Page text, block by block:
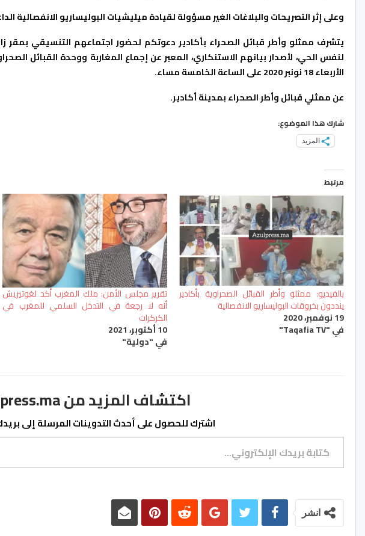
وعلى إثر التصريحات والبلاغات الغير مسؤولة لقيادة ميليشيات البوليساريو الانفصالية
يتشرف ممثلو وأطر قبائل الصحراء بأكادير دعوتكم لحضور اجتماعهم التنسيقي
لنفس الحي، لأصدار بيانهم الاستنكاري، المعبر عن إجماع المغاربة ووحدة القبائل
الأربعاء 18 نونبر 2020 على الساعة الخامسة مساء.
عن ممثلي قبائل وأطر الصحراء بمدينة أكادير.
شارك هذا الموضوع:
المزيد
مرتبط
بالفيديو: ممثلو وأطر القبائل الصحراوية بأكادير
ينددون بخروقات البوليساريو الانفصالية
19 نوفمبر، 2020
في "Taqafia TV"
تقرير مجلس الأمن: ملك المغرب أكد لغوتيريش
أنه لا رجعة في التدخل السلمي للمغرب في
الكركرات
10 أكتوبر، 2021
في "دولية"
اكتشاف المزيد من azulpress.ma
اشترك للحصول على أحدث التدوينات المرسلة إلى
كتابة بريدك الإلكتروني...
انشر